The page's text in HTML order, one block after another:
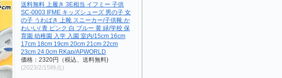
送料無料 上履き 3E相当 イフミー 子供
SC-0003 IFME キッズシューズ 男の子 女
の子 うわばき 上靴 スニーカー/子供靴 か
わいい/ 青 ピンク 白 ブルー 黄 緑/学校 保
育園 幼稚園 入学 入園 室内/15cm 16cm
17cm 18cm 19cm 20cm 21cm 22cm
23cm 24.0cm RKap/APWORLD
価格：2320円（税込、送料無料)
(2023/2/15時点)